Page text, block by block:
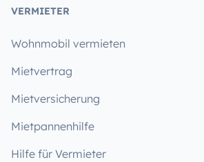
VERMIETER
Wohnmobil vermieten
Mietvertrag
Mietversicherung
Mietpannenhilfe
Hilfe für Vermieter